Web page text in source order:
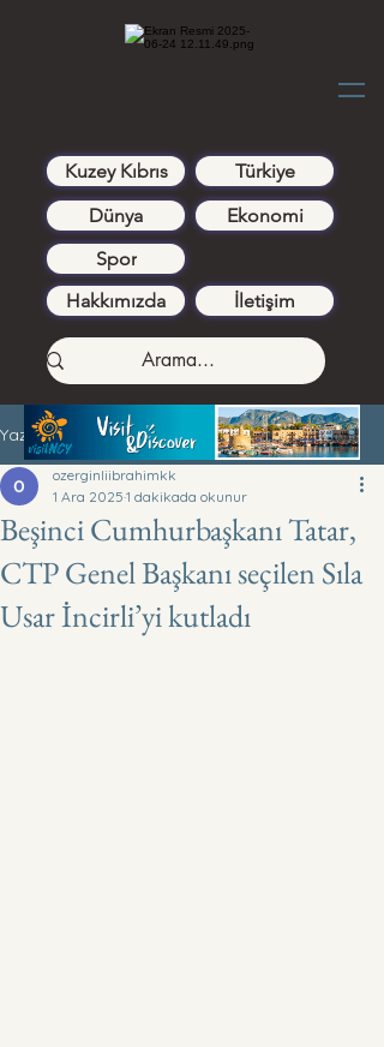
Kuzey Kıbrıs
Türkiye
Dünya
Ekonomi
Spor
Hakkımızda
İletişim
Yazı
Beşinci Cumhurbaşkanı Tatar,
CTP Genel Başkanı seçilen Sıla
Usar İncirli’yi kutladı
ozerginliibrahimkk
1 Ara 2025 1 dakikada okunur